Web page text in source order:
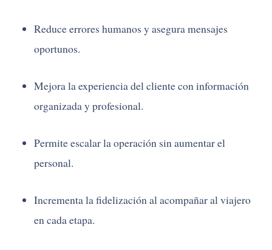
Reduce errores humanos y asegura mensajes
oportunos.
Mejora la experiencia del cliente con información
organizada y profesional.
Permite escalar la operación sin aumentar el
personal.
Incrementa la fidelización al acompañar al viajero
en cada etapa.